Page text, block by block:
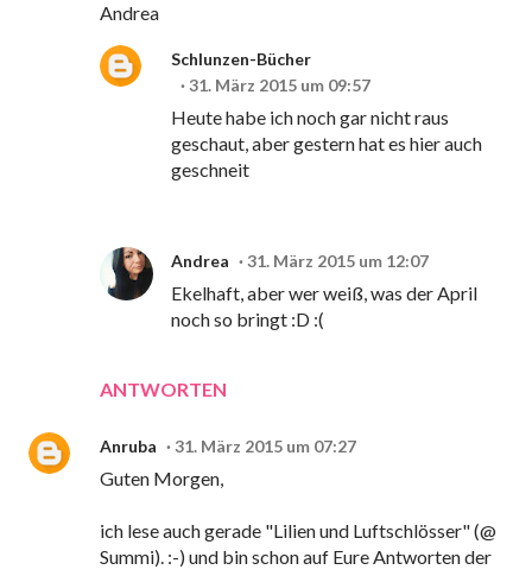
Andrea
ANTWORTEN
Schlunzen-Bücher
31. März 2015 um 09:57
Heute habe ich noch gar nicht raus
geschaut, aber gestern hat es hier auch
geschneit
Andrea 31. März 2015 um 12:07
Ekelhaft, aber wer weiß, was der April
noch so bringt :D :(
Anruba 31. März 2015 um 07:27
Guten Morgen,
ich lese auch gerade "Lilien und Luftschlösser" (@
Summi). :-) und bin schon auf Eure Antworten der